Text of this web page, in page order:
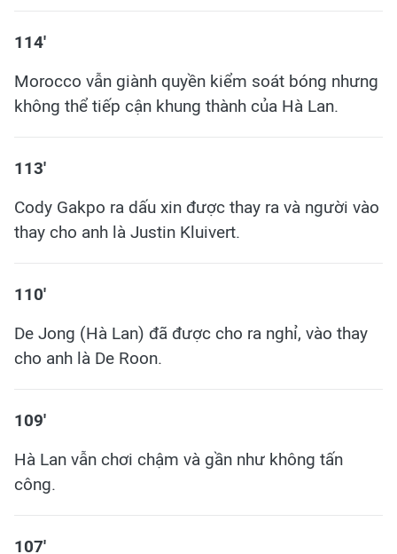
​114'
Morocco vẫn giành quyền kiểm soát bóng nhưng
không thể tiếp cận khung thành của Hà Lan.
113'
Cody Gakpo ra dấu xin được thay ra và người vào
thay cho anh là Justin Kluivert.
110'
De Jong (Hà Lan) đã được cho ra nghỉ, vào thay
cho anh là De Roon.
109'
Hà Lan vẫn chơi chậm và gần như không tấn
công.
107'